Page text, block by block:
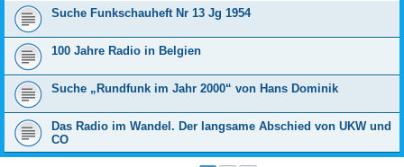
Suche Funkschauheft Nr 13 Jg 1954
100 Jahre Radio in Belgien
Suche „Rundfunk im Jahr 2000“ von Hans Dominik
Das Radio im Wandel. Der langsame Abschied von UKW und
CO